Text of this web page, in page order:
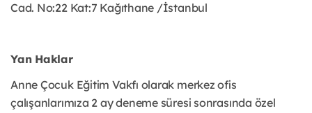
Cad. No:22 Kat:7 Kağıthane /İstanbul
Yan Haklar
Anne Çocuk Eğitim Vakfı olarak merkez ofis
çalışanlarımıza 2 ay deneme süresi sonrasında özel